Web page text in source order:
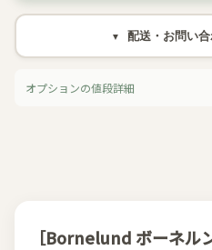
配送・お問い
オプションの値段詳細
［Bornelund ボーネル